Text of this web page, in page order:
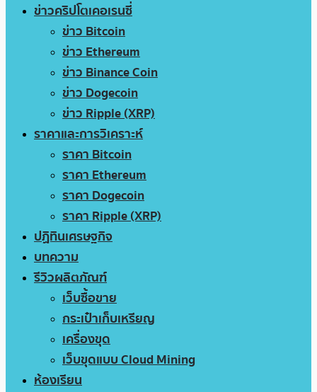
ข่าวคริปโตเคอเรนซี่
ข่าว Bitcoin
ข่าว Ethereum
ข่าว Binance Coin
ข่าว Dogecoin
ข่าว Ripple (XRP)
ราคาและการวิเคราะห์
ราคา Bitcoin
ราคา Ethereum
ราคา Dogecoin
ราคา Ripple (XRP)
ปฏิทินเศรษฐกิจ
บทความ
รีวิวผลิตภัณฑ์
เว็บซื้อขาย
กระเป๋าเก็บเหรียญ
เครื่องขุด
เว็บขุดแบบ Cloud Mining
ห้องเรียน